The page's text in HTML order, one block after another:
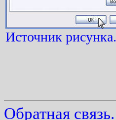
Источник рисунка.
Обратная связь.